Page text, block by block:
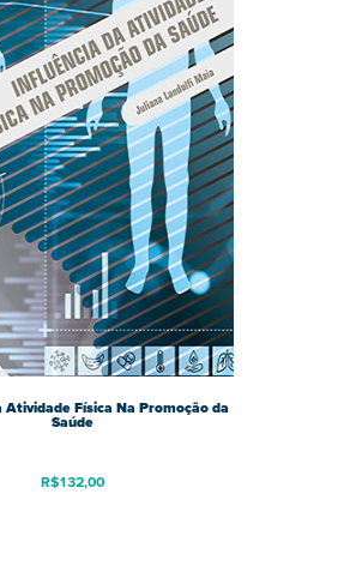
Física Na Promoção da
Saúde
R$132,00